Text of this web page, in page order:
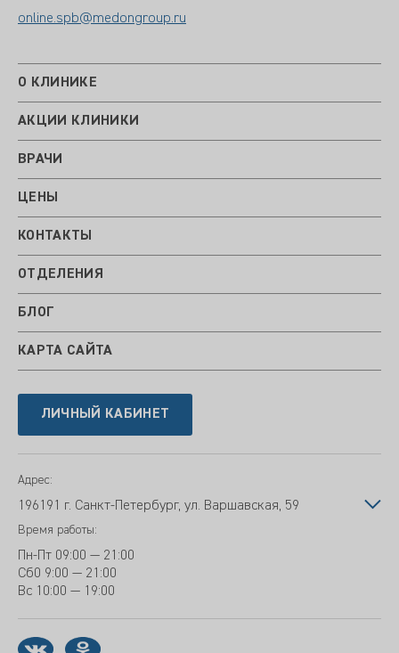
online.spb@medongroup.ru
О КЛИНИКЕ
АКЦИИ КЛИНИКИ
ВРАЧИ
ЦЕНЫ
КОНТАКТЫ
ОТДЕЛЕНИЯ
БЛОГ
КАРТА САЙТА
ЛИЧНЫЙ КАБИНЕТ
Адрес:
196191 г. Санкт-Петербург, ул. Варшавская, 59
Время работы:
Пн-Пт 09:00 — 21:00
Сб0 9:00 — 21:00
Вс 10:00 — 19:00